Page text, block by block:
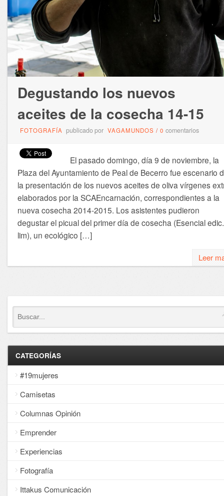
Degustando los nuevos
aceites de la cosecha 14-15
FOTOGRAFÍA publicado por VAGAMUNDOS / 0 comentarios
El pasado domingo, día 9 de noviembre, la
Plaza del Ayuntamiento de Peal de Becerro fue escenario
la presentación de los nuevos aceites de oliva vírgenes
elaborados por la SCAEncarnación, correspondientes a la
nueva cosecha 2014-2015. Los asistentes pudieron
degustar el picual del primer día de cosecha (Esencial edic.
lim), un ecológico […]
Leer
CATEGORÍAS
#19mujeres
Camisetas
Columnas Opinión
Emprender
Experiencias
Fotografía
Ittakus Comunicación